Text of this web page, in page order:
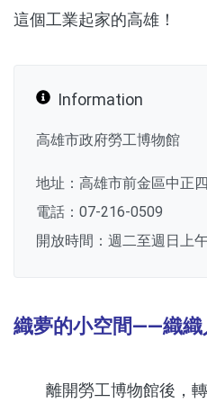
這個工業起家的高雄！
Information
高雄市政府勞工博物館
地址：高雄市前金區中正
電話：07-216-0509
開放時間：週二至週日上
織夢的小空間——織織
離開勞工博物館後，轉